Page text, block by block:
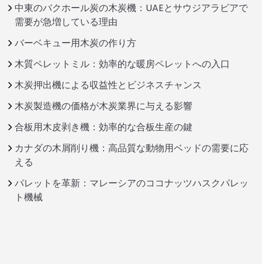
中東のバクホール炭の木炭機：UAEとサウジアラビアで
需要が急増している理由
バーベキュー用木炭の作り方
木質ペレットミル：効率的な暖房ペレットへの入口
木炭押出機による収益性とビジネスチャンス
木炭製造機の価格が木炭業界に与える影響
合板用木皮剥き機：効率的な合板生産の鍵
カナダの木屑削り機：高品質な動物用ベッドの需要に応
える
パレットを革新：マレーシアのココナッツハスクパレッ
ト機械